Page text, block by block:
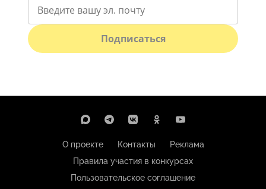
Подписаться
О проекте Контакты
Реклама
Правила участия в конкурсах
Пользовательское соглашение